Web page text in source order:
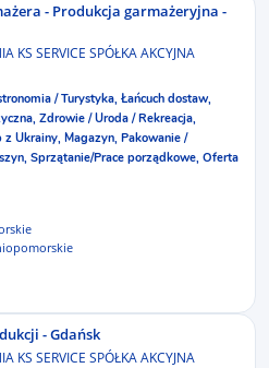
- Produkcja garmażeryjna -
KS SERVICE SPÓŁKA AKCYJNA
/ Turystyka, Łańcuch dostaw,
Zdrowie / Uroda / Rekreacja,
z Ukrainy, Magazyn, Pakowanie /
Sprzątanie/Prace porządkowe, Oferta
- Gdańsk
KS SERVICE SPÓŁKA AKCYJNA